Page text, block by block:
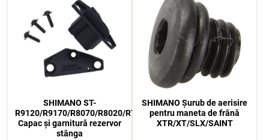
SHIMANO ST-
R9120/R9170/R8070/R8020/R7020/R7025
Capac și garnitură rezervor
stânga
SHIMANO Șurub de aerisire
pentru maneta de frână
XTR/XT/SLX/SAINT